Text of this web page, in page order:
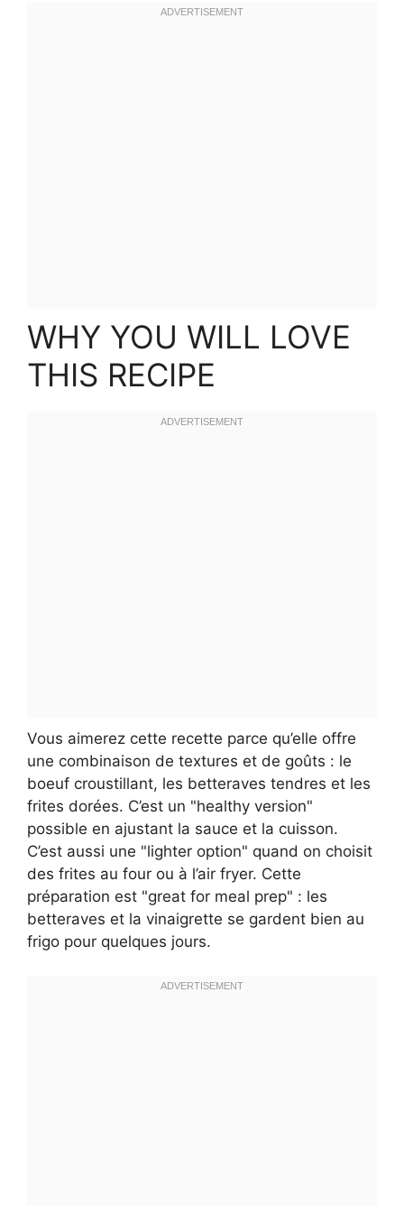
WHY YOU WILL LOVE
THIS RECIPE
Vous aimerez cette recette parce qu’elle offre
une combinaison de textures et de goûts : le
boeuf croustillant, les betteraves tendres et les
frites dorées. C’est un "healthy version"
possible en ajustant la sauce et la cuisson.
C’est aussi une "lighter option" quand on choisit
des frites au four ou à l’air fryer. Cette
préparation est "great for meal prep" : les
betteraves et la vinaigrette se gardent bien au
frigo pour quelques jours.